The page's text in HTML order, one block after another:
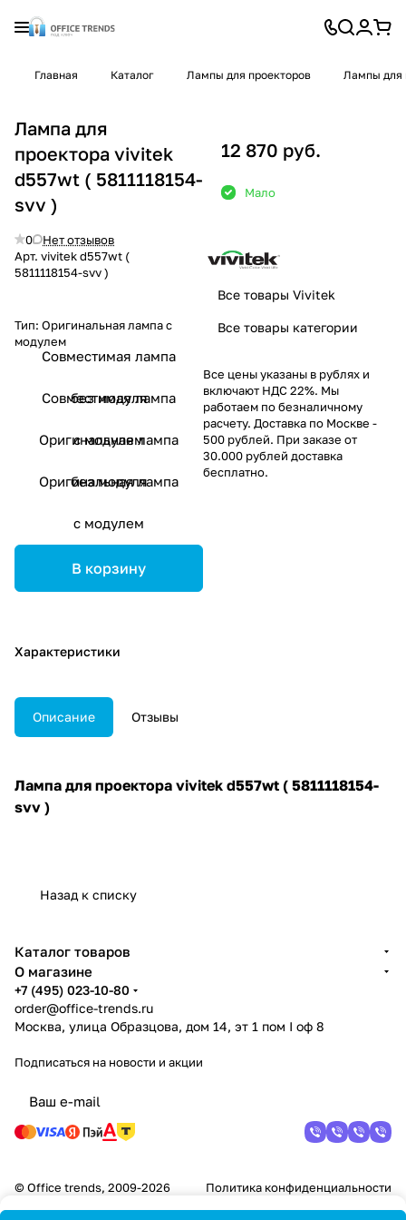
Главная Каталог Лампы для проекторов Лампы для
Лампа для
проектора vivitek
d557wt ( 5811118154-
svv )
0
Нет отзывов
Арт. vivitek d557wt (
5811118154-svv )
Тип: Оригинальная лампа с
модулем
Совместимая лампа
без модуля
Совместимая лампа
с модулем
Оригинальная лампа
без модуля
Оригинальная лампа
с модулем
В корзину
Характеристики
12 870 руб.
Мало
Все товары Vivitek
Все товары категории
Все цены указаны в рублях и
включают НДС 22%. Мы
работаем по безналичному
расчету. Доставка по Москве -
500 рублей. При заказе от
30.000 рублей доставка
бесплатно.
Описание Отзывы
Лампа для проектора vivitek d557wt ( 5811118154-
svv )
Назад к списку
Каталог товаров
О магазине
+7 (495) 023-10-80
order@office-trends.ru
Москва, улица Образцова, дом 14, эт 1 пом I оф 8
Подписаться на новости и акции
© Office trends, 2009-2026 Политика конфиденциальности